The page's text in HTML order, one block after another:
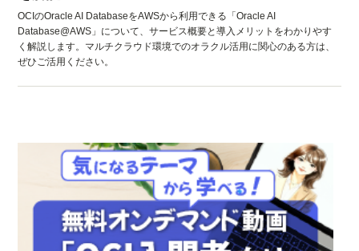
OCIのOracle AI DatabaseをAWSから利用できる「Oracle AI
Database@AWS」について、サービス概要と導入メリットをわかりやす
く解説します。マルチクラウド環境でのオラクル活用に関心のある方は、
ぜひご活用ください。